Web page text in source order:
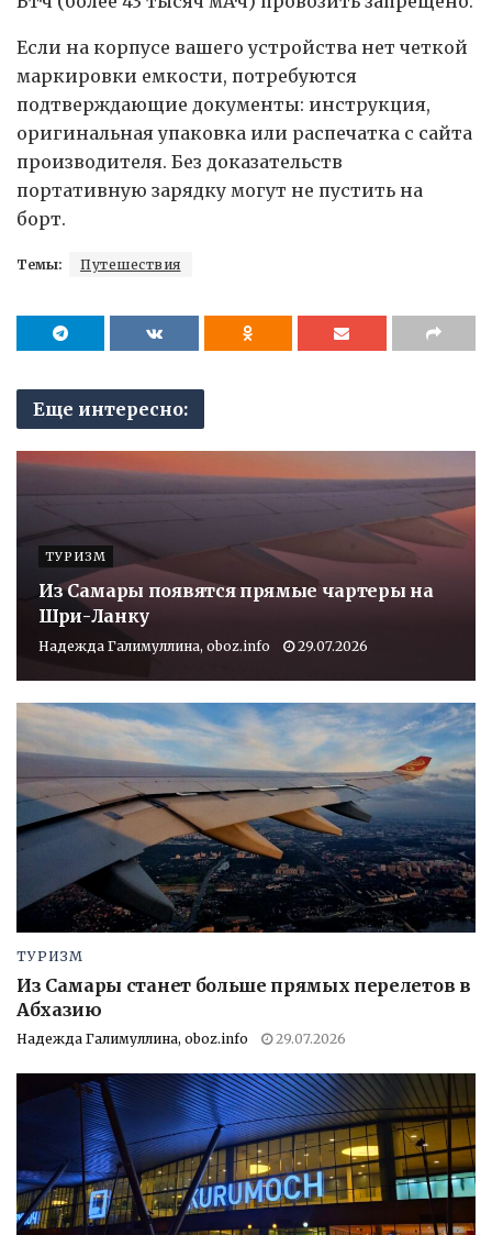
Если на корпусе вашего устройства нет четкой
маркировки емкости, потребуются
подтверждающие документы: инструкция,
оригинальная упаковка или распечатка с сайта
производителя. Без доказательств
портативную зарядку могут не пустить на
борт.
Темы: Путешествия
Еще интересно:
ТУРИЗМ
Из Самары появятся прямые чартеры на
Шри-Ланку
Надежда Галимуллина, oboz.info 29.07.2026
ТУРИЗМ
Из Самары станет больше прямых перелетов в
Абхазию
Надежда Галимуллина, oboz.info 29.07.2026